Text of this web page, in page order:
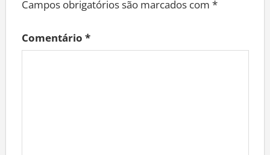
Campos obrigatórios são marcados com *
Comentário *